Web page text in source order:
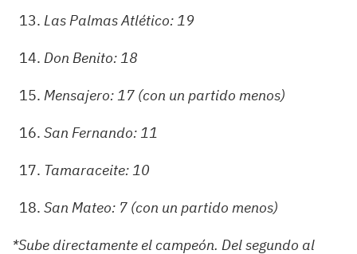
Las Palmas Atlético: 19
Don Benito: 18
Mensajero: 17 (con un partido menos)
San Fernando: 11
Tamaraceite: 10
San Mateo: 7 (con un partido menos)
*Sube directamente el campeón. Del segundo al